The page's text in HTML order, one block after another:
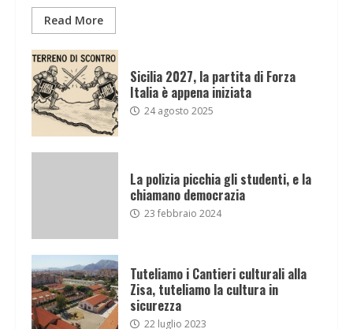
Read More
Sicilia 2027, la partita di Forza
Italia è appena iniziata
24 agosto 2025
La polizia picchia gli studenti, e la
chiamano democrazia
23 febbraio 2024
Tuteliamo i Cantieri culturali alla
Zisa, tuteliamo la cultura in
sicurezza
22 luglio 2023